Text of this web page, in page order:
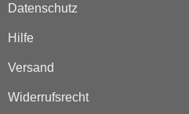
Datenschutz
Hilfe
Versand
Widerrufsrecht